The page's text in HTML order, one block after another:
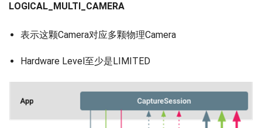
LOGICAL_MULTI_CAMERA
表示这颗Camera对应多颗物理Camera
Hardware Level至少是LIMITED